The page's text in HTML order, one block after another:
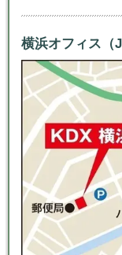
横浜オフィス（